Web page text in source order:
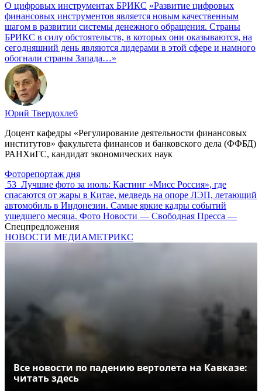
О цифровых инструментах БРИКС «Развитие цифровых
финансовых инструментов является новым качественным
шагом в развитии системы денежного обращения. Страны
БРИКС в силу обстоятельств, в которых они оказываются, на
сегодняшний день являются лидерами в этой сфере и намного
обогнали страны Запада…»
Юрий Твердохлеб
Доцент кафедры «Регулирование деятельности финансовых
институтов» факультета финансов и банковского дела (ФФБД)
РАНХиГС, кандидат экономических наук
Фоторепортаж дня
53 Лучшие фото за июль: Кастинг «Мисс Россия», где
спасаются от жары в Китае, медведь на опоре ЛЭП, летающий
автомобиль в Индонезии. Самые яркие кадры событий
ушедшего месяца. Фото Новости — Свободная Пресса —
Спецпредложения
НОВОСТИ МЕДИАМЕТРИКС
Все новости по падению вертолета на Кавказе:
читать здесь